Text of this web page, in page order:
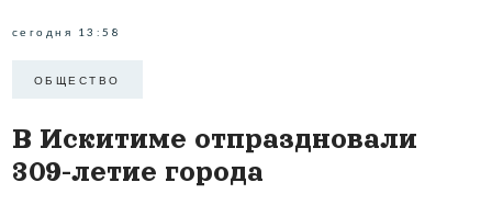
сегодня 13:58
ОБЩЕСТВО
В Искитиме отпраздновали
309-летие города